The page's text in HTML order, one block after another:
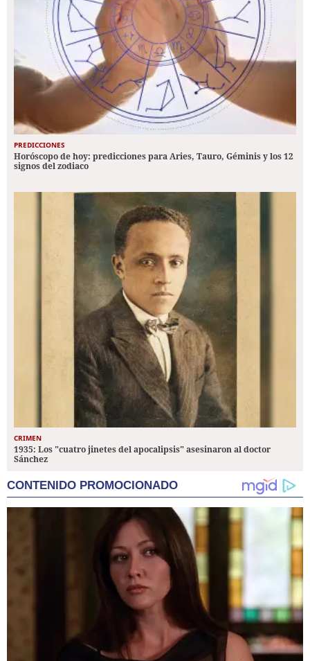
PREDICCIONES
Horóscopo de hoy: predicciones para Aries, Tauro, Géminis y los 12
signos del zodiaco
CRIMEN
1935: Los "cuatro jinetes del apocalipsis" asesinaron al doctor
Sánchez
CONTENIDO PROMOCIONADO